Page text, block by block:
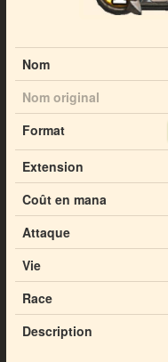
Nom
Nom original
Format
Extension
Coût en mana
Attaque
Vie
Race
Description